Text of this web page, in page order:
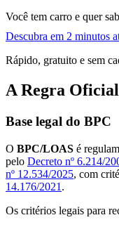
Você tem carro e quer
Descubra em 2 minutos
Rápido, gratuito e sem
A Regra
Base legal do BPC
O BPC/LOAS é
pelo Decreto nº 6.214/
nº 12.534/2025, com
14.176/2021 .
Os critérios legais para